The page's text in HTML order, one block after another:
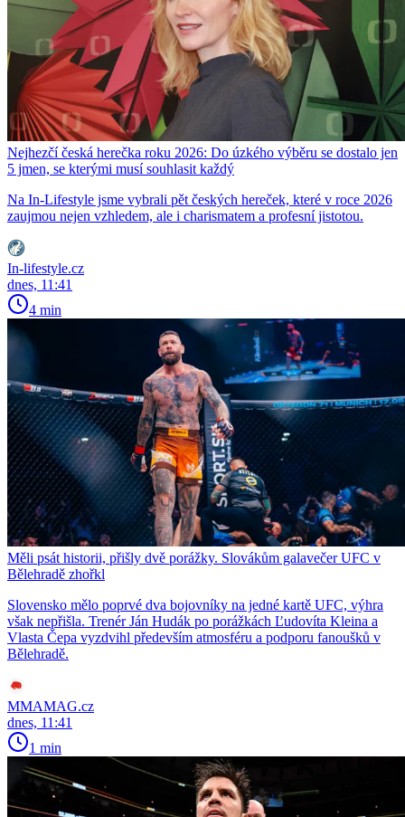
Nejhezčí česká herečka roku 2026: Do úzkého výběru se dostalo jen
5 jmen, se kterými musí souhlasit každý
Na In-Lifestyle jsme vybrali pět českých hereček, které v roce 2026
zaujmou nejen vzhledem, ale i charismatem a profesní jistotou.
In-lifestyle.cz
dnes, 11:41
4 min
Měli psát historii, přišly dvě porážky. Slovákům galavečer UFC v
Bělehradě zhořkl
Slovensko mělo poprvé dva bojovníky na jedné kartě UFC, výhra
však nepřišla. Trenér Ján Hudák po porážkách Ľudovíta Kleina a
Vlasta Čepa vyzdvihl především atmosféru a podporu fanoušků v
Bělehradě.
MMAMAG.cz
dnes, 11:41
1 min